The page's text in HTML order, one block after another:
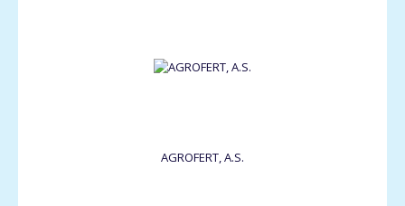
AGROFERT, A.S.